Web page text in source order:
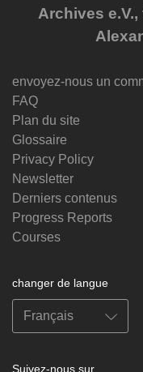
Archives
envoyez-nous un
FAQ
Plan du site
Glossaire
Privacy Policy
Newsletter
Derniers contenus
Progress Reports
Courses
changer de langue
Suivez-nous sur